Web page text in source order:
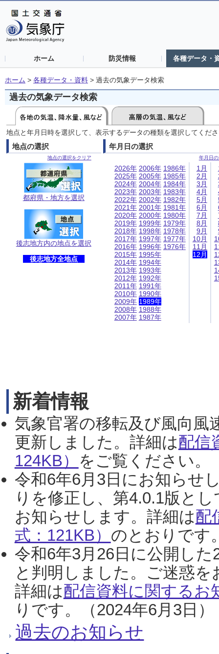
ホーム 防災情報 各種データ・
ホーム > 各種データ・資料 > 過去の気象データ検索
過去の気象データ検索
地点と年月日時を選択して、表示するデータの種類を選択してくだ
地点の選択
地点の選択をクリア
都府県・地方を選択
後志地方内の地点を選択
後志地方全地点
年月日の選択
年月日
2026年
2025年
2024年
2023年
2022年
2021年
2020年
2019年
2018年
2017年
2016年
2015年
2014年
2013年
2012年
2011年
2010年
2009年
2008年
2007年
2006年
2005年
2004年
2003年
2002年
2001年
2000年
1999年
1998年
1997年
1996年
1995年
1994年
1993年
1992年
1991年
1990年
1989年
1988年
1987年
1986年
1985年
1984年
1983年
1982年
1981年
1980年
1979年
1978年
1977年
1976年
1月
2月
3月
4月
5月
6月
7月
8月
9月
10月
11月
12月
新着情報
気象官署の移転及び風向風
更新しました。詳細は配信
124KB） をご覧ください。
令和6年6月3日にお知らせ
りを修正し、第4.0.1版と
お知らせします。詳細は配
式：121KB） のとおりです
令和6年3月26日に公開し
と判明しました。ご迷惑
詳細は配信資料に関するお
りです。（2024年6月3日）
過去のお知らせ